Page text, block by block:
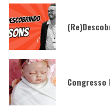
Congresso